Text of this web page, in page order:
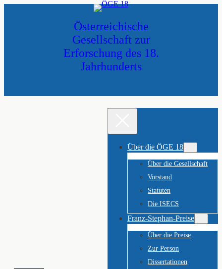
Österreichische
Gesellschaft zur
Erforschung des 18.
Jahrhunderts
Über die ÖGE 18
Über die Gesellschaft
Vorstand
Statuten
Die ISECS
Franz-Stephan-Preise
Über die Preise
Zur Person
Dissertationen